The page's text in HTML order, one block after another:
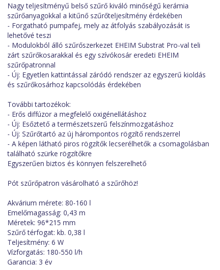
Nagy teljesítményű belső szűrő kiváló minőségű kerámia
szűrőanyagokkal a kitűnő szűrőteljesítmény érdekében
- Forgatható pumpafej, mely az átfolyás szabályozását is
lehetővé teszi
- Modulokból álló szűrőszerkezet EHEIM Substrat Pro-val teli
zárt szűrőkosarakkal és egy szívókosár eredeti EHEIM
szűrőpatronnal
- Új: Egyetlen kattintással záródó rendszer az egyszerű kioldás
és szűrőkosárhoz kapcsolódás érdekében
További tartozékok:
- Erős diffúzor a megfelelő oxigénellátáshoz
- Új: Esőztető a természetszerű felszínmozgatáshoz
- Új: Szűrőtartó az új hárompontos rögzítő rendszerrel
- A képen látható piros rögzítők lecserélhetők a csomagolásban
található szürke rögzítőkre
Egyszerűen biztos és könnyen felszerelhető
Pót szűrőpatron vásárolható a szűrőhöz!
Akvárium mérete: 80-160 l
Emelőmagasság: 0,43 m
Méretek: 96*215 mm
Szűrő térfogat: kb. 0,38 l
Teljesítmény: 6 W
Vízforgatás: 180-550 l/h
Garancia: 3 év